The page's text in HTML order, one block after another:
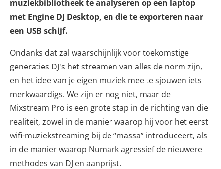
muziekbibliotheek te analyseren op een laptop
met Engine DJ Desktop, en die te exporteren naar
een USB schijf.
Ondanks dat zal waarschijnlijk voor toekomstige
generaties DJ's het streamen van alles de norm zijn,
en het idee van je eigen muziek mee te sjouwen iets
merkwaardigs. We zijn er nog niet, maar de
Mixstream Pro is een grote stap in de richting van die
realiteit, zowel in de manier waarop hij voor het eerst
wifi-muziekstreaming bij de “massa” introduceert, als
in de manier waarop Numark agressief de nieuwere
methodes van DJ'en aanprijst.